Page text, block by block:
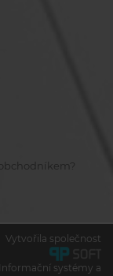
Vytvořila společnost
Informační systémy a